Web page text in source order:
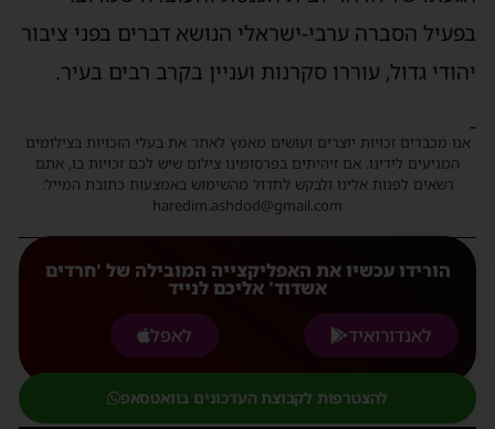
בפעיל הסברה ערבי-ישראלי הנושא דברים בפני ציבור
יהודי גדול, עוררו סקרנות ועניין בקרב רבים בעיר.
-
אנו מכבדים זכויות יוצרים ועושים מאמץ לאתר את בעלי הזכויות בצילומים
המגיעים לידינו. אם זיהיתים בפרסומינו צילום שיש לכם זכויות בו, אתם
רשאים לפנות אלינו ולבקש לחדול מהשימוש באמצעות כתובת המייל:
haredim.ashdod@gmail.com
הורידו עכשיו את האפליקצייה המובילה של 'חרדים
אשדוד' אליכם לנייד
לאנדורואיד
לאפל
להצטרפות לקבוצת העדכונים בוואטסאפ